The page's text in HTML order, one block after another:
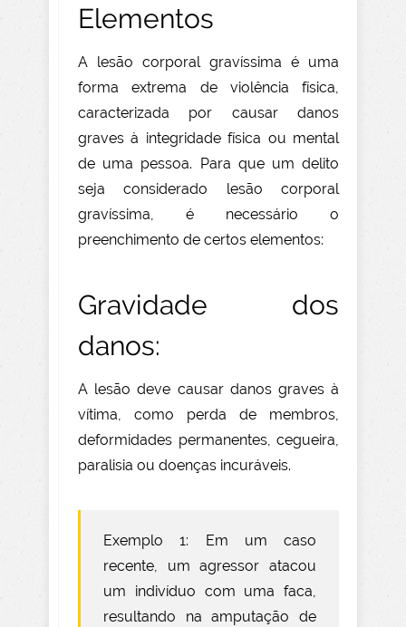
Elementos
A lesão corporal gravíssima é uma
forma extrema de violência física,
caracterizada por causar danos
graves à integridade física ou mental
de uma pessoa. Para que um delito
seja considerado lesão corporal
gravíssima, é necessário o
preenchimento de certos elementos:
Gravidade dos
danos:
A lesão deve causar danos graves à
vítima, como perda de membros,
deformidades permanentes, cegueira,
paralisia ou doenças incuráveis.
Exemplo 1: Em um caso
recente, um agressor atacou
um indivíduo com uma faca,
resultando na amputação de